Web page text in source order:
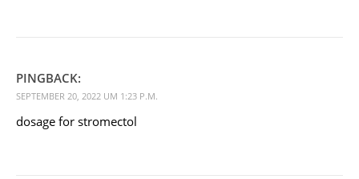
PINGBACK:
SEPTEMBER 20, 2022 UM 1:23 P.M.
dosage for stromectol